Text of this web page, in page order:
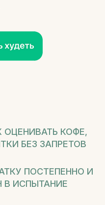
КОФЕ,
БЕЗ ЗАПРЕТОВ
ПОСТЕПЕННО И
В ИСПЫТАНИЕ